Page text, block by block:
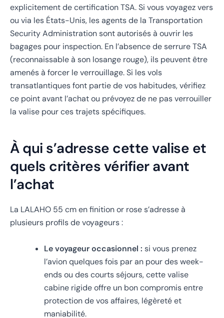
explicitement de certification TSA. Si vous voyagez vers
ou via les États-Unis, les agents de la Transportation
Security Administration sont autorisés à ouvrir les
bagages pour inspection. En l’absence de serrure TSA
(reconnaissable à son losange rouge), ils peuvent être
amenés à forcer le verrouillage. Si les vols
transatlantiques font partie de vos habitudes, vérifiez
ce point avant l’achat ou prévoyez de ne pas verrouiller
la valise pour ces trajets spécifiques.
À qui s’adresse cette valise et
quels critères vérifier avant
l’achat
La LALAHO 55 cm en finition or rose s’adresse à
plusieurs profils de voyageurs :
Le voyageur occasionnel : si vous prenez
l’avion quelques fois par an pour des week-
ends ou des courts séjours, cette valise
cabine rigide offre un bon compromis entre
protection de vos affaires, légèreté et
maniabilité.